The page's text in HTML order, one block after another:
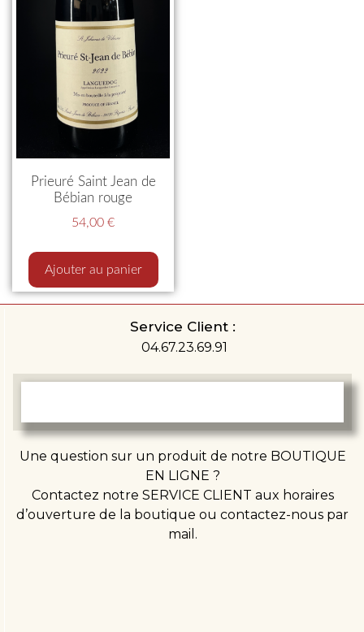
Prieuré Saint Jean de
Bébian rouge
54,00 €
Ajouter au panier
Une question sur un produit de notre BOUTIQUE
EN LIGNE ?
Contactez notre SERVICE CLIENT aux horaires
d’ouverture de la boutique ou contactez-nous par
mail.
Service Client :
04.67.23.69.91